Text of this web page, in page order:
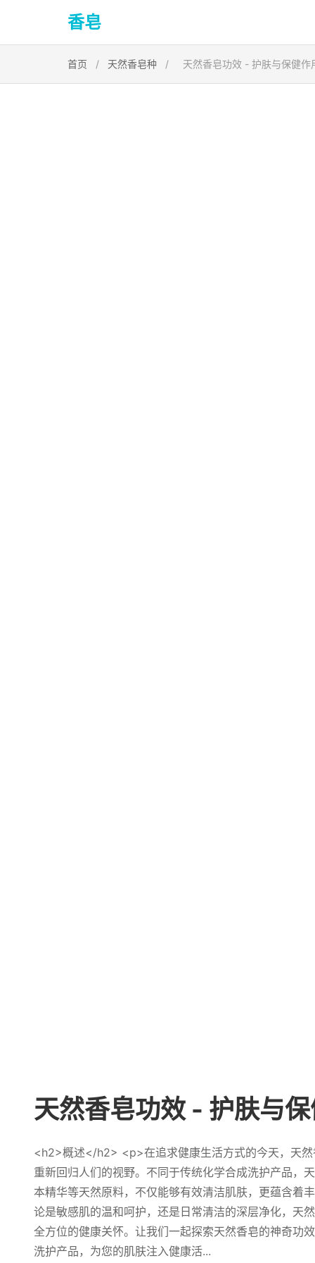
香皂
首页 / 天然香皂种 / 天然香皂功效 - 护肤与保健作
天然香皂功效 - 护肤与
<h2>概述</h2> <p>在追求健康生活方式的今天，天然
重新回归人们的视野。不同于传统化学合成洗护产品，
本精华等天然原料，不仅能够有效清洁肌肤，更蕴含着
论是敏感肌的温和呵护，还是日常清洁的深层净化，天
全方位的健康关怀。让我们一起探索天然香皂的神奇功
洗护产品，为您的肌肤注入健康活...